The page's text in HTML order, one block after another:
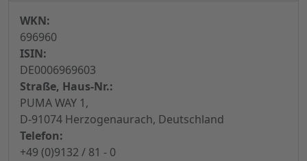
WKN:
696960
ISIN:
DE0006969603
Straße, Haus-Nr.:
PUMA WAY 1,
D-91074 Herzogenaurach, Deutschland
Telefon:
+49 (0)9132 / 81 - 0